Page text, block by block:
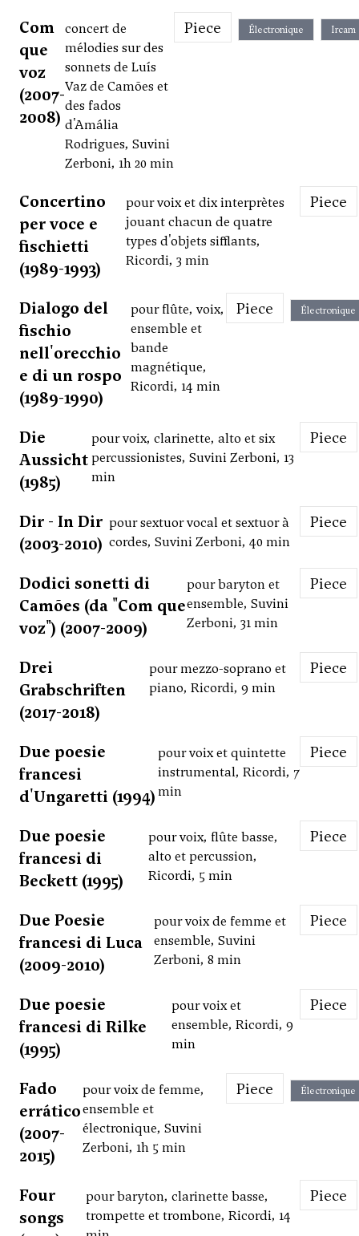
Com
que
voz
(2007-
2008)
concert de
mélodies sur des
sonnets de Luís
Vaz de Camões et
des fados
d'Amália
Rodrigues, Suvini
Zerboni, 1h 20 min
Piece Électronique Ircam
Concertino
per voce e
fischietti
(1989-1993)
pour voix et dix interprètes
jouant chacun de quatre
types d'objets sifflants,
Ricordi, 3 min
Piece
Dialogo del
fischio
nell'orecchio
e di un rospo
(1989-1990)
pour flûte, voix,
ensemble et
bande
magnétique,
Ricordi, 14 min
Piece Électronique
Die
Aussicht
(1985)
pour voix, clarinette, alto et six
percussionistes, Suvini Zerboni, 13
min
Piece
Dir - In Dir
(2003-2010)
pour sextuor vocal et sextuor à
cordes, Suvini Zerboni, 40 min
Piece
Dodici sonetti di
Camões (da "Com que
voz") (2007-2009)
pour baryton et
ensemble, Suvini
Zerboni, 31 min
Piece
Drei
Grabschriften
(2017-2018)
pour mezzo-soprano et
piano, Ricordi, 9 min
Piece
Due poesie
francesi
d'Ungaretti (1994)
pour voix et quintette
instrumental, Ricordi, 7
min
Piece
Due poesie
francesi di
Beckett (1995)
pour voix, flûte basse,
alto et percussion,
Ricordi, 5 min
Piece
Due Poesie
francesi di Luca
(2009-2010)
pour voix de femme et
ensemble, Suvini
Zerboni, 8 min
Piece
Due poesie
francesi di Rilke
(1995)
pour voix et
ensemble, Ricordi, 9
min
Piece
Fado
errático
(2007-
2015)
pour voix de femme,
ensemble et
électronique, Suvini
Zerboni, 1h 5 min
Piece Électronique
Four
songs
pour baryton, clarinette basse,
trompette et trombone, Ricordi, 14
Piece